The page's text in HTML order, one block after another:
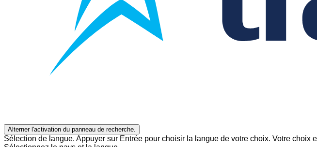
Alterner l'activation du panneau de recherche.
Sélection de langue. Appuyer sur Entrée pour choisir la langue de votre choix. Votre choix